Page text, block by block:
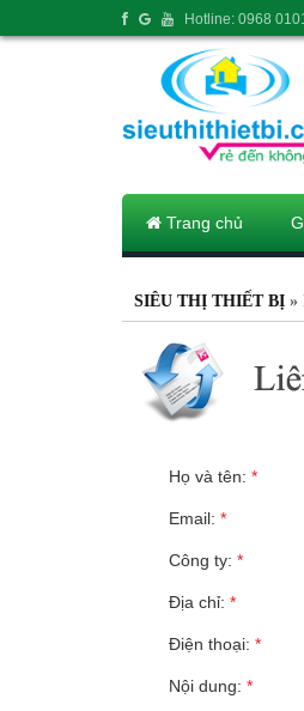
Trang chủ
SIÊU THỊ THIẾT BỊ »
Họ và tên: *
Email: *
Công ty: *
Địa chỉ: *
Điện thoại: *
Nội dung: *
Hotline: 0968